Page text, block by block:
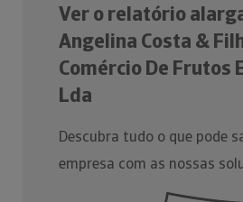
Ver o relatório
Angelina Costa &
Comércio De Frutos
Lda
Descubra tudo o que pode
empresa com as nossas